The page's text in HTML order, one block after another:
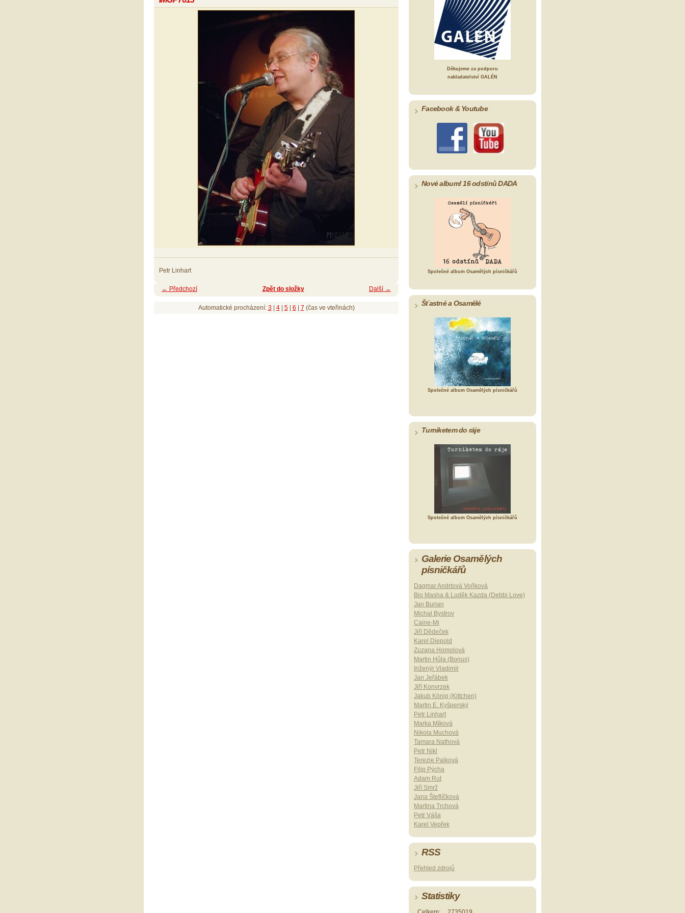
Petr Linhart
← Předchozí Další →
Zpět do složky
Automatické procházení: 3| 4| 5| 6 7 (čas ve vteřinách)
Děkujeme za podporu
nakladatelství GALÉN
Facebook & Youtube
Nové album! 16 odstínů DADA
Společné album Osamělých písničkářů
Šťastné a Osamělé
Společné album Osamělých písničkářů
Turniketem do ráje
Společné album Osamělých písničkářů
Galerie Osamělých
písničkářů
Dagmar Andrtová Voňková
Bio Masha & Luděk Kazda (Debbi Love)
Jan Burian
Michal Bystrov
Caine-Mi
Jiří Dědeček
Karel Diepold
Zuzana Homolová
Martin Hůla (Bonus)
Inženýr Vladimír
Jan Jeřábek
Jiří Konvrzek
Jakub König (Kittchen)
Martin E. Kyšperský
Petr Linhart
Marka Míková
Nikola Muchová
Tamara Nathová
Petr Nikl
Terezie Palková
Filip Pýcha
Adam Rut
Jiří Smrž
Jana Šteflíčková
Martina Trchová
Petr Váša
Karel Vepřek
RSS
Přehled zdrojů
Statistiky